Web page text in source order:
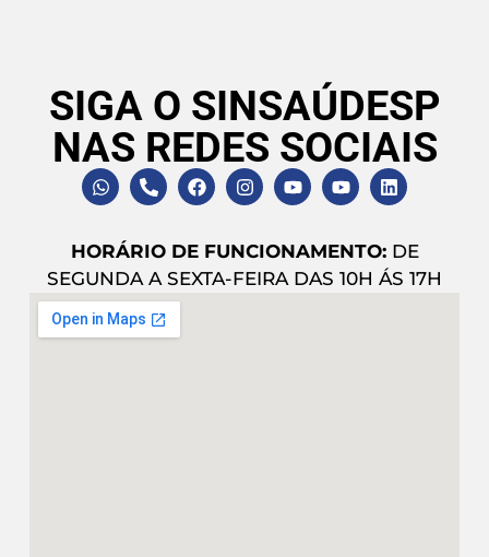
SIGA O SINSAÚDESP
NAS REDES SOCIAIS
HORÁRIO DE FUNCIONAMENTO:DE
SEGUNDA A SEXTA-FEIRA DAS 10H ÁS 17H